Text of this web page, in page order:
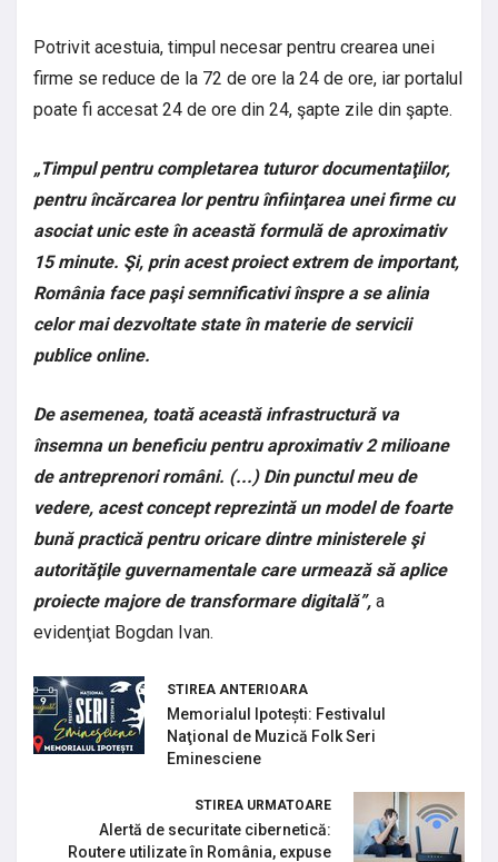
Potrivit acestuia, timpul necesar pentru crearea unei
firme se reduce de la 72 de ore la 24 de ore, iar portalul
poate fi accesat 24 de ore din 24, şapte zile din şapte.
„Timpul pentru completarea tuturor documentaţiilor,
pentru încărcarea lor pentru înfiinţarea unei firme cu
asociat unic este în această formulă de aproximativ
15 minute. Şi, prin acest proiect extrem de important,
România face paşi semnificativi înspre a se alinia
celor mai dezvoltate state în materie de servicii
publice online.
De asemenea, toată această infrastructură va
însemna un beneficiu pentru aproximativ 2 milioane
de antreprenori români. (...) Din punctul meu de
vedere, acest concept reprezintă un model de foarte
bună practică pentru oricare dintre ministerele şi
autorităţile guvernamentale care urmează să aplice
proiecte majore de transformare digitală”, a
evidenţiat Bogdan Ivan.
STIREA ANTERIOARA
Memorialul Ipotești: Festivalul
Naţional de Muzică Folk Seri
Eminesciene
STIREA URMATOARE
Alertă de securitate cibernetică:
Routere utilizate în România, expuse